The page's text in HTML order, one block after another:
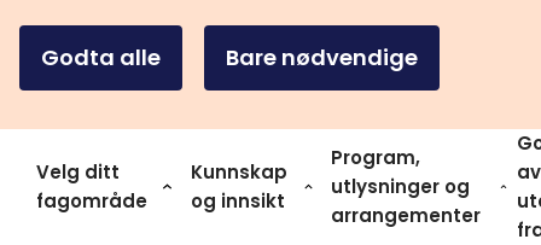
Godta alle Bare nødvendige
Velg ditt
fagområde
Kunnskap
og innsikt
Program,
utlysninger og
arrangementer
av